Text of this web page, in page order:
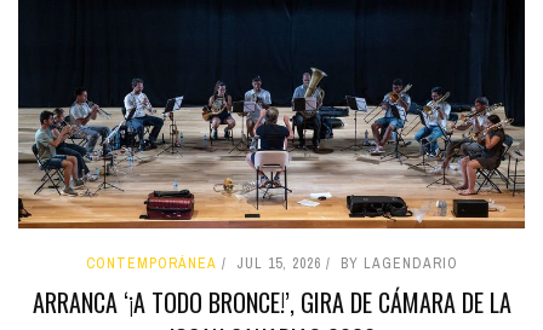
CONTEMPORÁNEA JUL 15, 2026 BY LAGENDARIO
ARRANCA ‘¡A TODO BRONCE!’, GIRA DE CÁMARA DE LA